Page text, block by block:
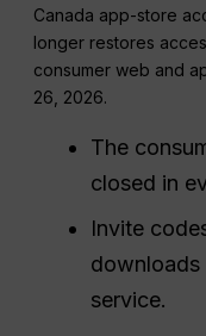
Canada app-store
longer restores
consumer web and
26, 2026.
The
closed in
Invite
downloads
service.